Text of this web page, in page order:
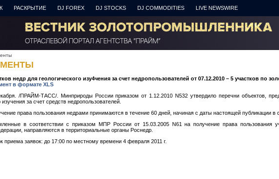
РАСКРЫТИЕ DJ FOREX DJ STOCKS DJ COMMODITIES LIVE NEWSWIRE
недр для геологического изу4чения за счет недропользователей от 07.12.2010 – 5 участков по
в формате XLS
/ПРАЙМ-ТАСС/. Минприроды России приказом от 1.12.2010 N532 утвердило перечни объектов,
изучения за счет средств недропользователей.
права пользования недрами принимаются в течение 60 дней, начиная с даты настоящей публикации в
в соответствии с приказом МПР России от 15.03.2005 N61 на получение права пользования
направляются в территориальные органы Роснедр.
приема заявок: до 17:00 по местному времени 4 февраля 2011 г.